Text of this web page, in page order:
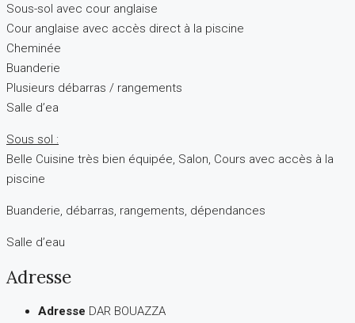
Sous-sol avec cour anglaise
Cour anglaise avec accès direct à la piscine
Cheminée
Buanderie
Plusieurs débarras / rangements
Salle d’ea
Sous sol :
Belle Cuisine très bien équipée, Salon, Cours avec accès à la
piscine
Buanderie, débarras, rangements, dépendances
Salle d’eau
Adresse
Adresse DAR BOUAZZA